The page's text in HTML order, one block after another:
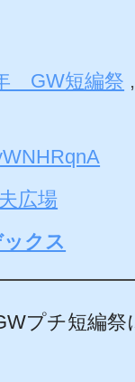
GW短編祭 ,
広場
クス
プチ短編